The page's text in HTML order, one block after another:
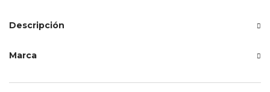
Descripción
Marca